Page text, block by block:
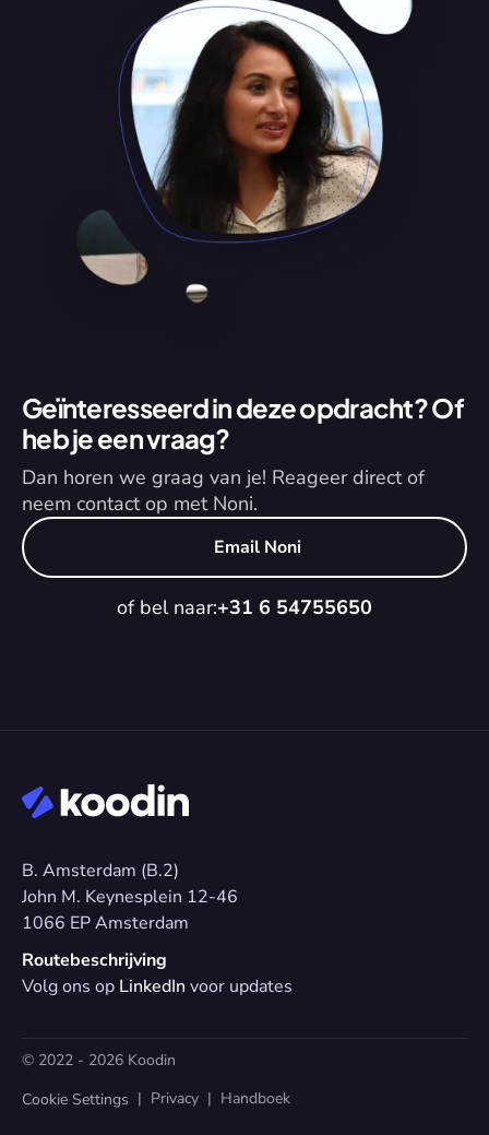
Geïnteresseerd in deze opdracht? Of
heb je een vraag?
Dan horen we graag van je! Reageer direct of
neem contact op met Noni.
Email Noni
of bel naar:+31 6 54755650
B. Amsterdam (B.2)
John M. Keynesplein 12-46
1066 EP Amsterdam
Routebeschrijving
Volg ons op LinkedIn voor updates
© 2022 - 2026 Koodin
Cookie Settings
  |
Privacy
  |
Handboek